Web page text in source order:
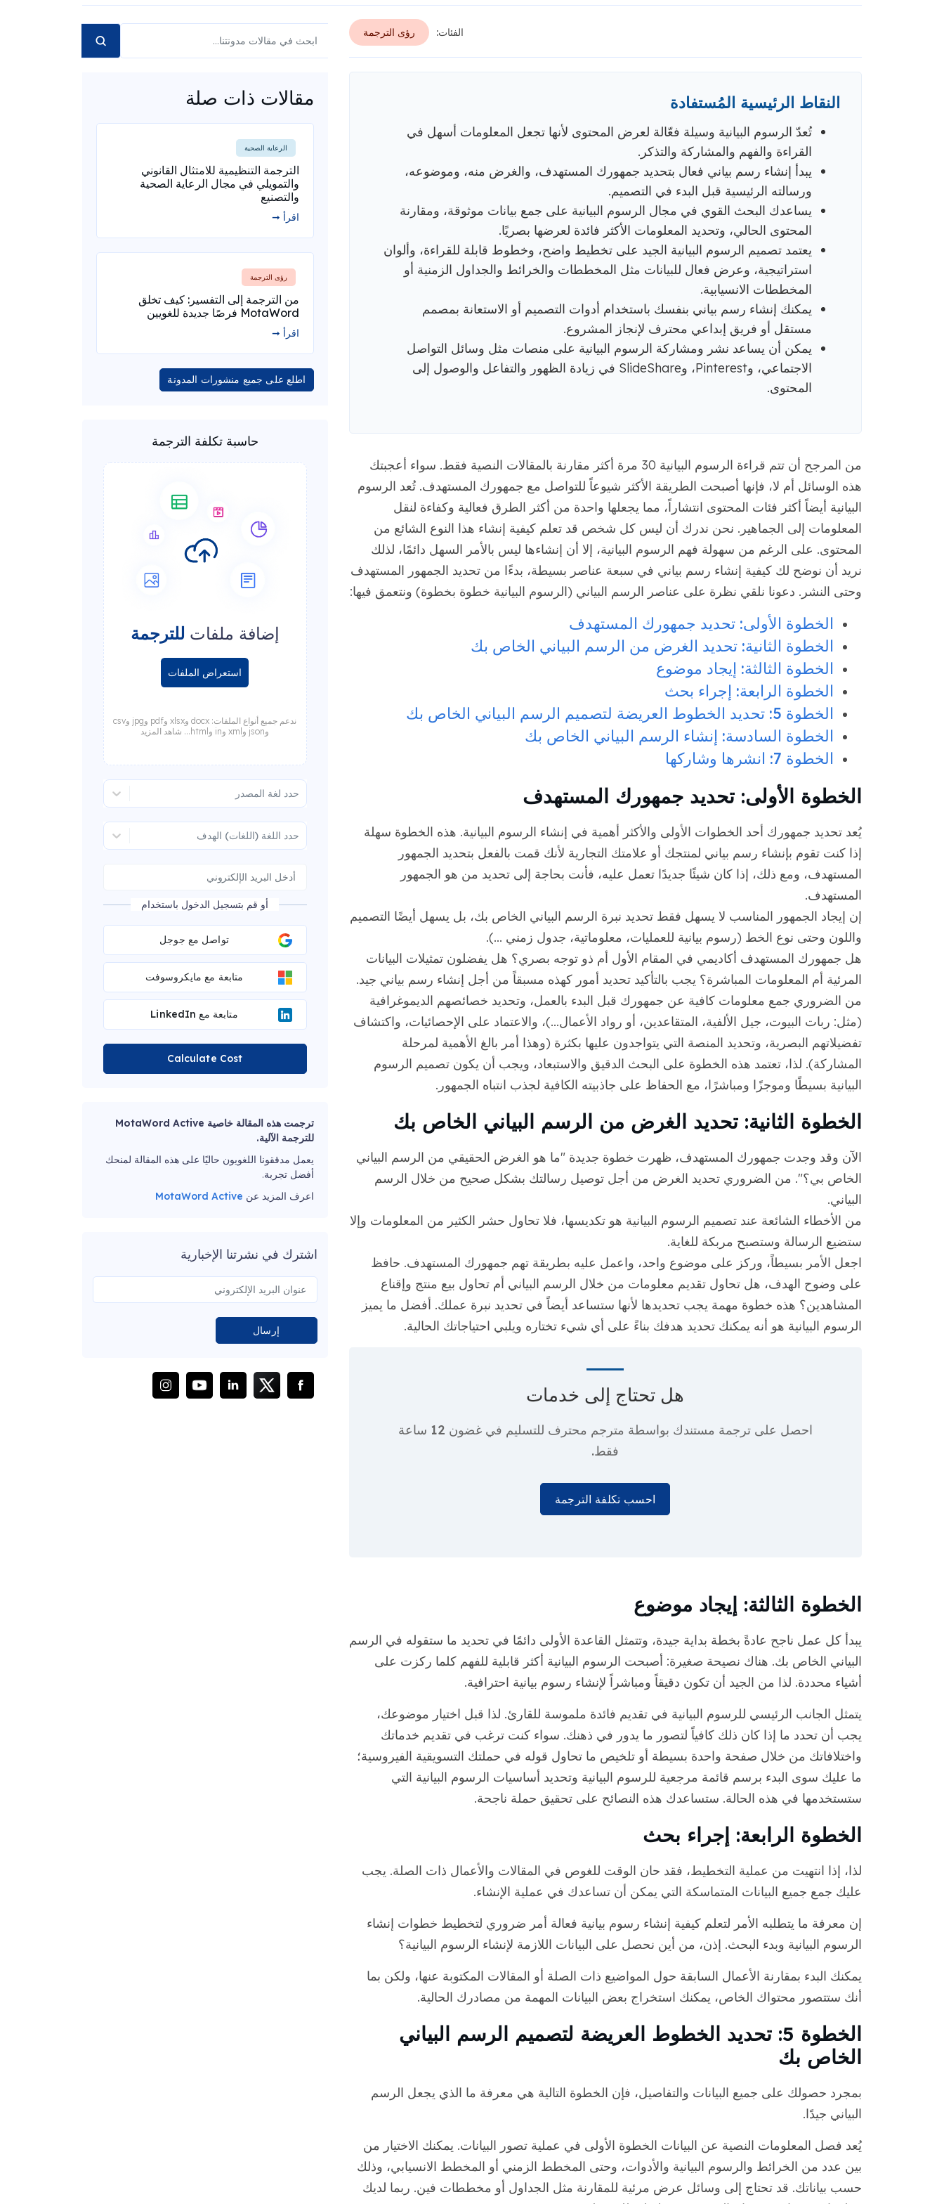
الفئات: رؤى الترجمة
النقاط الرئيسية المُستفادة
تُعدّ الرسوم البيانية وسيلة فعّالة لعرض المحتوى لأنها تجعل المعلومات أسهل في
القراءة والفهم والمشاركة والتذكر.
يبدأ إنشاء رسم بياني فعال بتحديد جمهورك المستهدف، والغرض منه، وموضوعه،
ورسالته الرئيسية قبل البدء في التصميم.
يساعدك البحث القوي في مجال الرسوم البيانية على جمع بيانات موثوقة، ومقارنة
المحتوى الحالي، وتحديد المعلومات الأكثر فائدة لعرضها بصريًا.
يعتمد تصميم الرسوم البيانية الجيد على تخطيط واضح، وخطوط قابلة للقراءة، وألوان
استراتيجية، وعرض فعال للبيانات مثل المخططات والخرائط والجداول الزمنية أو
المخططات الانسيابية.
يمكنك إنشاء رسم بياني بنفسك باستخدام أدوات التصميم أو الاستعانة بمصمم
مستقل أو فريق إبداعي محترف لإنجاز المشروع.
يمكن أن يساعد نشر ومشاركة الرسوم البيانية على منصات مثل وسائل التواصل
الاجتماعي، وPinterest، وSlideShare في زيادة الظهور والتفاعل والوصول إلى
المحتوى.
من المرجح أن تتم قراءة الرسوم البيانية 30 مرة أكثر مقارنة بالمقالات النصية فقط. سواء أعجبتك
هذه الوسائل أم لا، فإنها أصبحت الطريقة الأكثر شيوعاً للتواصل مع جمهورك المستهدف. تُعد الرسوم
البيانية أيضاً أكثر فئات المحتوى انتشاراً، مما يجعلها واحدة من أكثر الطرق فعالية وكفاءة لنقل
المعلومات إلى الجماهير. نحن ندرك أن ليس كل شخص قد تعلم كيفية إنشاء هذا النوع الشائع من
المحتوى. على الرغم من سهولة فهم الرسوم البيانية، إلا أن إنشاءها ليس بالأمر السهل دائمًا، لذلك
نريد أن نوضح لك كيفية إنشاء رسم بياني في سبعة عناصر بسيطة، بدءًا من تحديد الجمهور المستهدف
وحتى النشر. دعونا نلقي نظرة على عناصر الرسم البياني (الرسوم البيانية خطوة بخطوة) ونتعمق فيها:
الخطوة الأولى: تحديد جمهورك المستهدف
الخطوة الثانية: تحديد الغرض من الرسم البياني الخاص بك
الخطوة الثالثة: إيجاد موضوع
الخطوة الرابعة: إجراء بحث
الخطوة 5: تحديد الخطوط العريضة لتصميم الرسم البياني الخاص بك
الخطوة السادسة: إنشاء الرسم البياني الخاص بك
الخطوة 7: انشرها وشاركها
الخطوة الأولى: تحديد جمهورك المستهدف
يُعد تحديد جمهورك أحد الخطوات الأولى والأكثر أهمية في إنشاء الرسوم البيانية. هذه الخطوة سهلة
إذا كنت تقوم بإنشاء رسم بياني لمنتجك أو علامتك التجارية لأنك قمت بالفعل بتحديد الجمهور
المستهدف، ومع ذلك، إذا كان شيئًا جديدًا تعمل عليه، فأنت بحاجة إلى تحديد من هو الجمهور
المستهدف.
إن إيجاد الجمهور المناسب لا يسهل فقط تحديد نبرة الرسم البياني الخاص بك، بل يسهل أيضًا التصميم
واللون وحتى نوع الخط (رسوم بيانية للعمليات، معلوماتية، جدول زمني ...).
هل جمهورك المستهدف أكاديمي في المقام الأول أم ذو توجه بصري؟ هل يفضلون تمثيلات البيانات
المرئية أم المعلومات المباشرة؟ يجب بالتأكيد تحديد أمور كهذه مسبقاً من أجل إنشاء رسم بياني جيد.
من الضروري جمع معلومات كافية عن جمهورك قبل البدء بالعمل، وتحديد خصائصهم الديموغرافية
(مثل: ربات البيوت، جيل الألفية، المتقاعدين، أو رواد الأعمال...)، والاعتماد على الإحصائيات، واكتشاف
تفضيلاتهم البصرية، وتحديد المنصة التي يتواجدون عليها بكثرة (وهذا أمر بالغ الأهمية لمرحلة
المشاركة). لذا، تعتمد هذه الخطوة على البحث الدقيق والاستبعاد، ويجب أن يكون تصميم الرسوم
البيانية بسيطًا وموجزًا ​​ومباشرًا، مع الحفاظ على جاذبيته الكافية لجذب انتباه الجمهور.
الخطوة الثانية: تحديد الغرض من الرسم البياني الخاص بك
الآن وقد وجدت جمهورك المستهدف، ظهرت خطوة جديدة "ما هو الغرض الحقيقي من الرسم البياني
الخاص بي؟". من الضروري تحديد الغرض من أجل توصيل رسالتك بشكل صحيح من خلال الرسم
البياني.
من الأخطاء الشائعة عند تصميم الرسوم البيانية هو تكديسها، فلا تحاول حشر الكثير من المعلومات وإلا
ستضيع الرسالة وستصبح مربكة للغاية.
اجعل الأمر بسيطاً، وركز على موضوع واحد، واعمل عليه بطريقة تهم جمهورك المستهدف. حافظ
على وضوح الهدف، هل تحاول تقديم معلومات من خلال الرسم البياني أم تحاول بيع منتج وإقناع
المشاهدين؟ هذه خطوة مهمة يجب تحديدها لأنها ستساعد أيضاً في تحديد نبرة عملك. أفضل ما يميز
الرسوم البيانية هو أنه يمكنك تحديد هدفك بناءً على أي شيء تختاره ويلبي احتياجاتك الحالية.
هل تحتاج إلى خدمات
احصل على ترجمة مستندك بواسطة مترجم محترف
للتسليم في غضون 12 ساعة
فقط.
احسب تكلفة الترجمة
الخطوة الثالثة: إيجاد موضوع
يبدأ كل عمل ناجح عادةً بخطة بداية جيدة، وتتمثل القاعدة الأولى دائمًا في تحديد ما ستقوله في الرسم
البياني الخاص بك. هناك نصيحة صغيرة: أصبحت الرسوم البيانية أكثر قابلية للفهم كلما ركزت على
أشياء محددة. لذا من الجيد أن تكون دقيقاً ومباشراً لإنشاء رسوم بيانية احترافية.
يتمثل الجانب الرئيسي للرسوم البيانية في تقديم فائدة ملموسة للقارئ. لذا قبل اختيار موضوعك،
يجب أن تحدد ما إذا كان ذلك كافياً لتصور ما يدور في ذهنك. سواء كنت ترغب في تقديم خدماتك
واختلافاتك من خلال صفحة واحدة بسيطة أو تلخيص ما تحاول قوله في حملتك التسويقية الفيروسية؛
ما عليك سوى البدء برسم قائمة مرجعية للرسوم البيانية وتحديد أساسيات الرسوم البيانية التي
ستستخدمها في هذه الحالة. ستساعدك هذه النصائح على تحقيق حملة ناجحة.
الخطوة الرابعة: إجراء بحث
لذا، إذا انتهيت من عملية التخطيط، فقد حان الوقت للغوص في المقالات والأعمال ذات الصلة. يجب
عليك جمع جميع البيانات المتماسكة التي يمكن أن تساعدك في عملية الإنشاء.
إن معرفة ما يتطلبه الأمر لتعلم كيفية إنشاء رسوم بيانية فعالة أمر ضروري لتخطيط خطوات إنشاء
الرسوم البيانية وبدء البحث. إذن، من أين نحصل على البيانات اللازمة لإنشاء الرسوم البيانية؟
يمكنك البدء بمقارنة الأعمال السابقة حول المواضيع ذات الصلة أو المقالات المكتوبة عنها، ولكن بما
أنك ستتصور محتواك الخاص، يمكنك استخراج بعض البيانات المهمة من مصادرك الحالية.
الخطوة 5: تحديد الخطوط العريضة لتصميم الرسم البياني
الخاص بك
بمجرد حصولك على جميع البيانات والتفاصيل، فإن الخطوة التالية هي معرفة ما الذي يجعل الرسم
البياني جيدًا.
يُعد فصل المعلومات النصية عن البيانات الخطوة الأولى في عملية تصور البيانات. يمكنك الاختيار من
بين عدد من الخرائط والرسوم البيانية والأدوات، وحتى المخطط الزمني أو المخطط الانسيابي، وذلك
حسب بياناتك. قد تحتاج إلى وسائل عرض مرئية للمقارنة مثل الجداول أو مخططات فين. ربما لديك
مقالات ذات صلة
الرعاية الصحية
الترجمة التنظيمية للامتثال القانوني
والتمويلي في مجال الرعاية الصحية
والتصنيع
اقرأ ➞
رؤى الترجمة
من الترجمة إلى التفسير: كيف تخلق
MotaWord فرصًا جديدة للغويين
اقرأ ➞
اطلع على جميع منشورات المدونة
حاسبة تكلفة الترجمة
إضافة ملفات للترجمة
استعراض الملفات
ندعم جميع أنواع الملفات: docx وxlsx وpdf وjpg وcsv
وjson وxml وin وhtml... شاهد المزيد
حدد لغة المصدر
حدد اللغة (اللغات) الهدف
أو قم بتسجيل الدخول باستخدام
تواصل مع جوجل
متابعة مع مايكروسوفت
متابعة مع LinkedIn
Calculate Cost
ترجمت هذه المقالة خاصية MotaWord Active
للترجمة الآلية.
يعمل مدققونا اللغويون حاليًا على هذه المقالة لمنحك
أفضل تجربة.
اعرف المزيد عن MotaWord Active
اشترك في نشرتنا الإخبارية
إرسال